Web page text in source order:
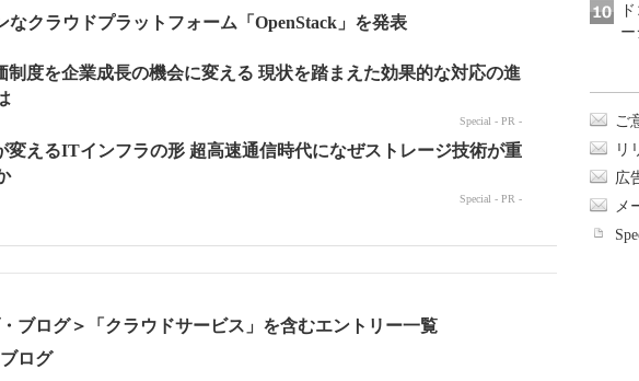
なクラウドプラットフォーム「OpenStack」を発表
ブログ＞「クラウドサービス」を含むエントリー一覧
ログ
ご
リ
広
メ